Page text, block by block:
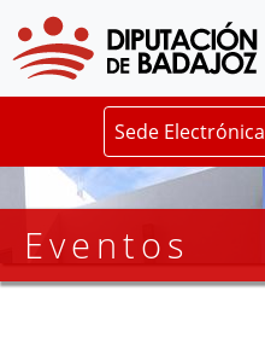
Sede Electrónica
Eventos